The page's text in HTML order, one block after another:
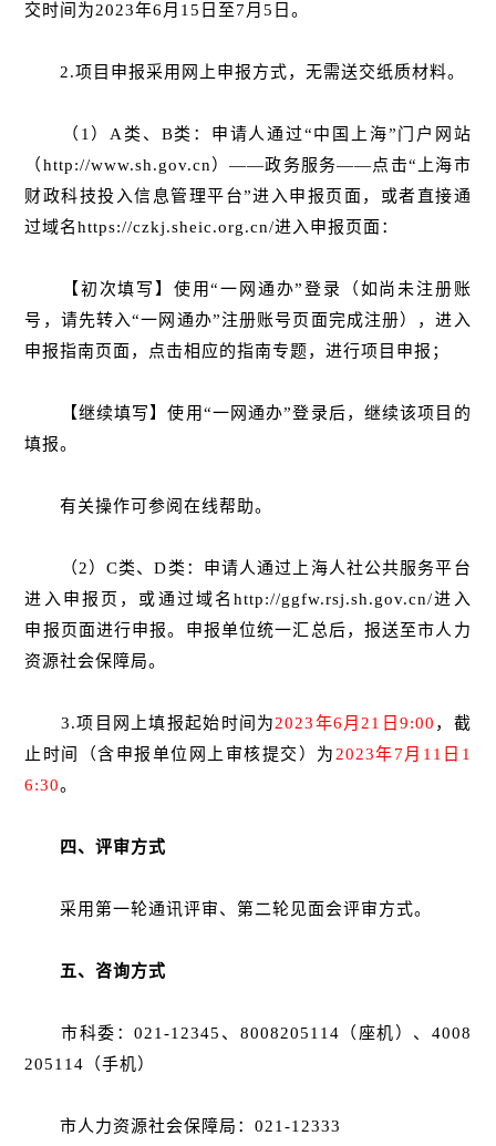
交时间为2023年6月15日至7月5日。
2.项目申报采用网上申报方式，无需送交纸质材料。
（1）A类、B类：申请人通过“中国上海”门户网站
（http://www.sh.gov.cn）——政务服务——点击“上海市
财政科技投入信息管理平台”进入申报页面，或者直接通
过域名https://czkj.sheic.org.cn/进入申报页面：
【初次填写】使用“一网通办”登录（如尚未注册账
号，请先转入“一网通办”注册账号页面完成注册），进入
申报指南页面，点击相应的指南专题，进行项目申报；
【继续填写】使用“一网通办”登录后，继续该项目的
填报。
有关操作可参阅在线帮助。
（2）C类、D类：申请人通过上海人社公共服务平台
进入申报页，或通过域名http://ggfw.rsj.sh.gov.cn/进入
申报页面进行申报。申报单位统一汇总后，报送至市人力
资源社会保障局。
3.项目网上填报起始时间为2023年6月21日9:00 ，截
止时间（含申报单位网上审核提交）为 2023年7月11日1
6:30。
四、评审方式
采用第一轮通讯评审、第二轮见面会评审方式。
五、咨询方式
市科委：021-12345、8008205114（座机）、4008
205114（手机）
市人力资源社会保障局：021-12333